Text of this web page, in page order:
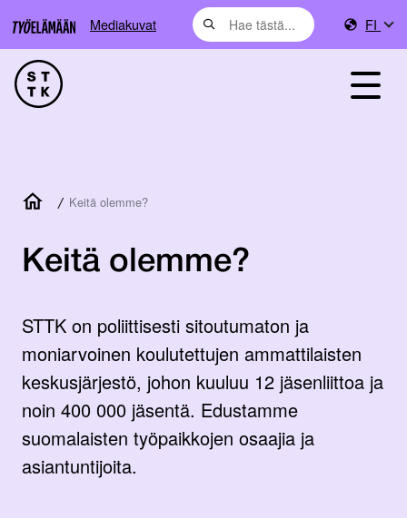
Mediakuvat FI
/ Keitä olemme?
Keitä olemme?
STTK on poliittisesti sitoutumaton ja
moniarvoinen koulutettujen ammattilaisten
keskusjärjestö, johon kuuluu 12 jäsenliittoa ja
noin 400 000 jäsentä. Edustamme
suomalaisten työpaikkojen osaajia ja
asiantuntijoita.